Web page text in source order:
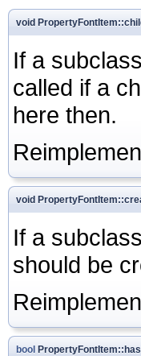
void
If a
called if a
here then.
void
If a
should be
bool